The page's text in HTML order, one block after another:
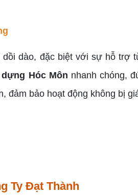
dồi dào, đặc biệt với sự hỗ trợ
Hóc Môn nhanh chóng,
đảm bảo hoạt động không bị
Ty Đạt Thành